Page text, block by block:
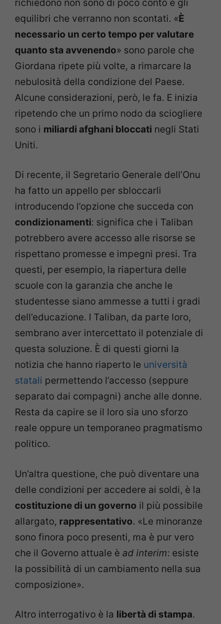
richiedono non sono di poco conto e gli
equilibri che verranno non scontati. «È
necessario un certo tempo per valutare
quanto sta avvenendo» sono parole che
Giordana ripete più volte, a rimarcare la
nebulosità della condizione del Paese.
Alcune considerazioni, però, le fa. E inizia
ripetendo che un primo nodo da sciogliere
sono i miliardi afghani bloccati negli Stati
Uniti.
Di recente, il Segretario Generale dell’Onu
ha fatto un appello per sbloccarli
introducendo l’opzione che succeda con
condizionamenti: significa che i Taliban
potrebbero avere accesso alle risorse se
rispettano promesse e impegni presi. Tra
questi, per esempio, la riapertura delle
scuole con la garanzia che anche le
studentesse siano ammesse a tutti i gradi
dell’educazione. I Taliban, da parte loro,
sembrano aver intercettato il potenziale di
questa soluzione. È di questi giorni la
notizia che hanno riaperto le università
statali permettendo l’accesso (seppure
separato dai compagni) anche alle donne.
Resta da capire se il loro sia uno sforzo
reale oppure un temporaneo pragmatismo
politico.
Un’altra questione, che può diventare una
delle condizioni per accedere ai soldi, è la
costituzione di un governo il più possibile
allargato, rappresentativo. «Le minoranze
sono finora poco presenti, ma è pur vero
che il Governo attuale è ad interim: esiste
la possibilità di un cambiamento nella sua
composizione».
Altro interrogativo è la libertà di stampa.